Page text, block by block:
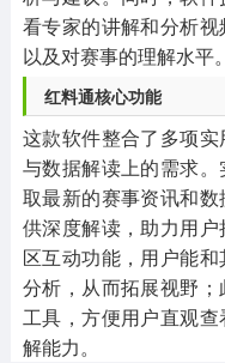
看专家的讲解和分析
以及对赛事的理解水平。
红料通核心功能
这款软件整合了多项
与数据解读上的需求
取最新的赛事资讯和
供深度解读，助力用
区互动功能，用户能
分析，从而拓展视野
工具，方便用户直观
解能力。